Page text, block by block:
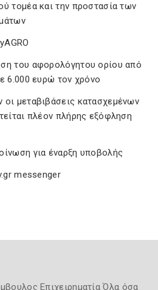
τομέα και την προστασία των
του αφορολόγητου ορίου από
6.000 ευρώ τον χρόνο
μεταβιβάσεις κατασχεμένων
πλέον πλήρης εξόφληση
για έναρξη υποβολής
messenger
Επιχειρηματία Όλα όσα